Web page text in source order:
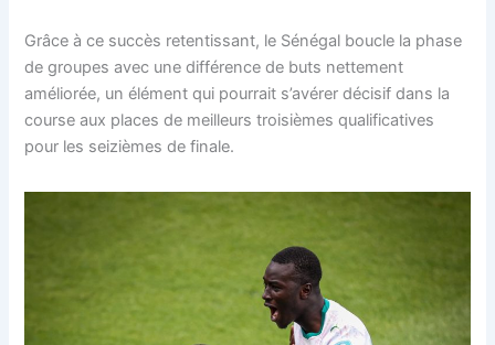
Grâce à ce succès retentissant, le Sénégal boucle la phase
de groupes avec une différence de buts nettement
améliorée, un élément qui pourrait s’avérer décisif dans la
course aux places de meilleurs troisièmes qualificatives
pour les seizièmes de finale.